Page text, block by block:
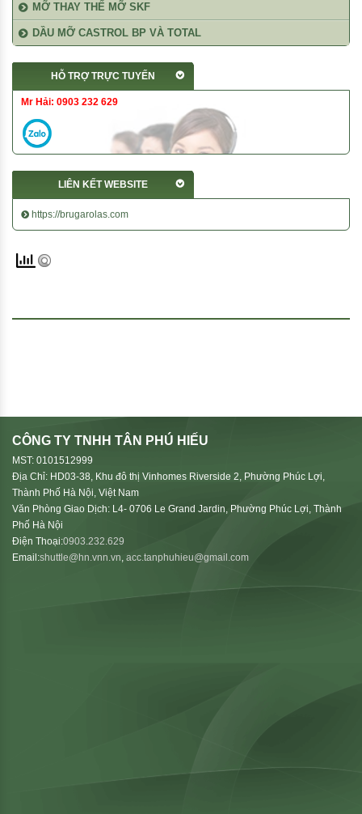
MỠ THAY THẾ MỠ SKF
DẦU MỠ CASTROL BP VÀ TOTAL
HỖ TRỢ TRỰC TUYẾN
Mr Hải: 0903 232 629
LIÊN KẾT WEBSITE
https://brugarolas.com
CÔNG TY TNHH TÂN PHÚ HIẾU
MST: 0101512999
Địa Chỉ: HD03-38, Khu đô thị Vinhomes Riverside 2, Phường Phúc Lợi,
Thành Phố Hà Nội, Việt Nam
Văn Phòng Giao Dịch: L4- 0706 Le Grand Jardin, Phường Phúc Lợi, Thành
Phố Hà Nội
Điện Thoại:0903.232.629
Email:shuttle@hn.vnn.vn, acc.tanphuhieu@gmail.com